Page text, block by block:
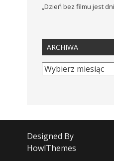
„Dzień bez filmu jest
ARCHIWA
Designed By
HowlThemes